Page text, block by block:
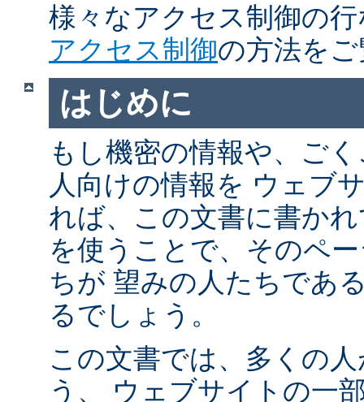
様々なアクセス制御の
アクセス制御の方法を
はじめに
もし機密の情報や、ご
人向けの情報を ウェブ
れば、この文書に書か
を使うことで、そのペ
ちが 望みの人たちであ
るでしょう。
この文書では、多くの
う、 ウェブサイトの一